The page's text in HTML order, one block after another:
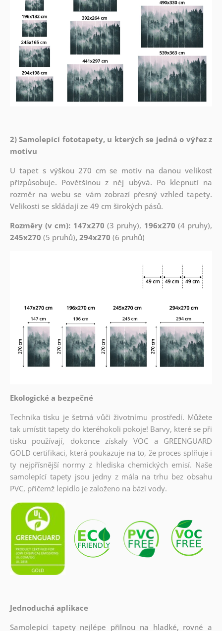
2) Samolepící fototapety, u kterých se jedná o výřez z
motivu
U tapet s výškou 270 cm se motiv na danou velikost
přizpůsobuje. Povětšinou z něj ubývá. Po klepnutí na
rozměr na webu se vám zobrazí přesný vzhled tapety.
Velikosti se skládají ze 49 cm širokých pásů.
Rozměry (v cm): 147x270 (3 pruhy), 196x270 (4 pruhy),
245x270 (5 pruhů), 294x270 (6 pruhů)
Ekologické a bezpečné
Technika tisku je šetrná vůči životnímu prostředí. Můžete
tak umístit tapety do kteréhokoli pokoje! Barvy, které se při
tisku používají, dokonce získaly VOC a GREENGUARD
GOLD certifikaci, která poukazuje na to, že proces splňuje i
ty nejpřísnější normy z hlediska chemických emisí. Naše
samolepící tapety jsou jedny z mála na trhu bez obsahu
PVC, přičemž lepidlo je založeno na bázi vody.
Jednoduchá aplikace
Samolepicí tapety nejlépe přilnou na hladké, rovné a